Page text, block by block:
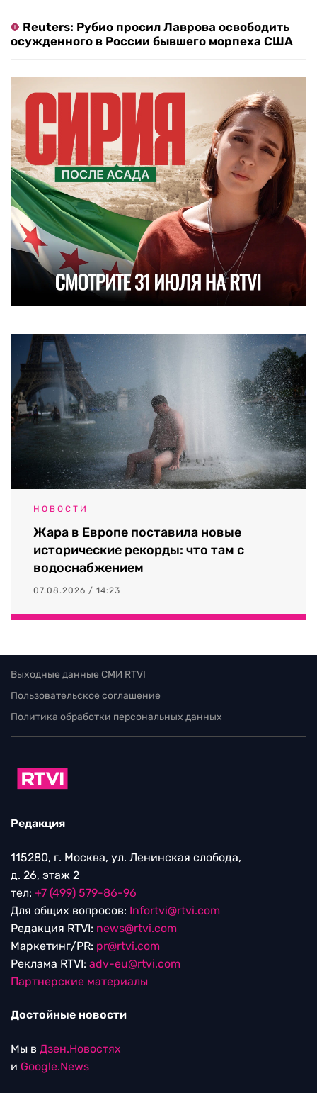
Reuters: Рубио просил Лаврова освободить
осужденного в России бывшего морпеха США
НОВОСТИ
Жара в Европе поставила новые
исторические рекорды: что там с
водоснабжением
07.08.2026 / 14:23
Выходные данные СМИ RTVI
Пользовательское соглашение
Политика обработки персональных данных
Редакция
115280, г. Москва, ул. Ленинская слобода,
д. 26, этаж 2
тел: +7 (499) 579-86-96
Для общих вопросов: Infortvi@rtvi.com
Редакция RTVI: news@rtvi.com
Маркетинг/PR: pr@rtvi.com
Реклама RTVI: adv-eu@rtvi.com
Партнерские материалы
Достойные новости
Мы в Дзен.Новостях
и Google.News